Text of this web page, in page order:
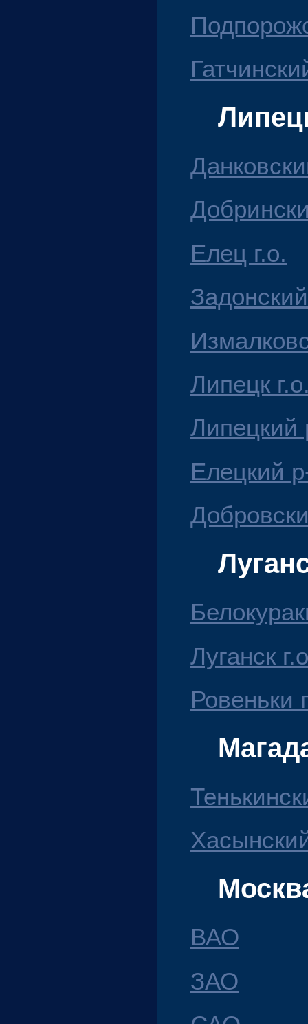
Елец г.о.
Липецк
Липецкий
Елецкий
Луганск
Ровеньки
ВАО
ЗАО